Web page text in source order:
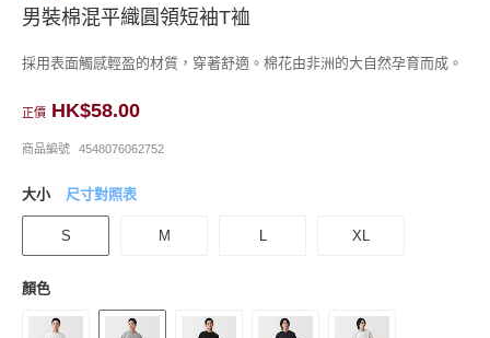
男裝棉混平織圓領短袖T裇
採用表面觸感輕盈的材質，穿著舒適。棉花由非洲的大自然孕育而成。
正價 HK$58.00
商品編號 4548076062752
大小 尺寸對照表
S M L XL
顏色